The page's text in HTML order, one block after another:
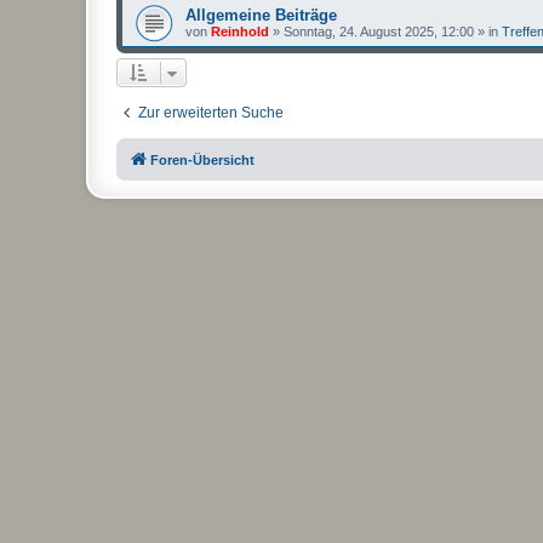
Allgemeine Beiträge
von Reinhold » Sonntag, 24. August 2025, 12:00 » in
Zur erweiterten Suche
Foren-Übersicht